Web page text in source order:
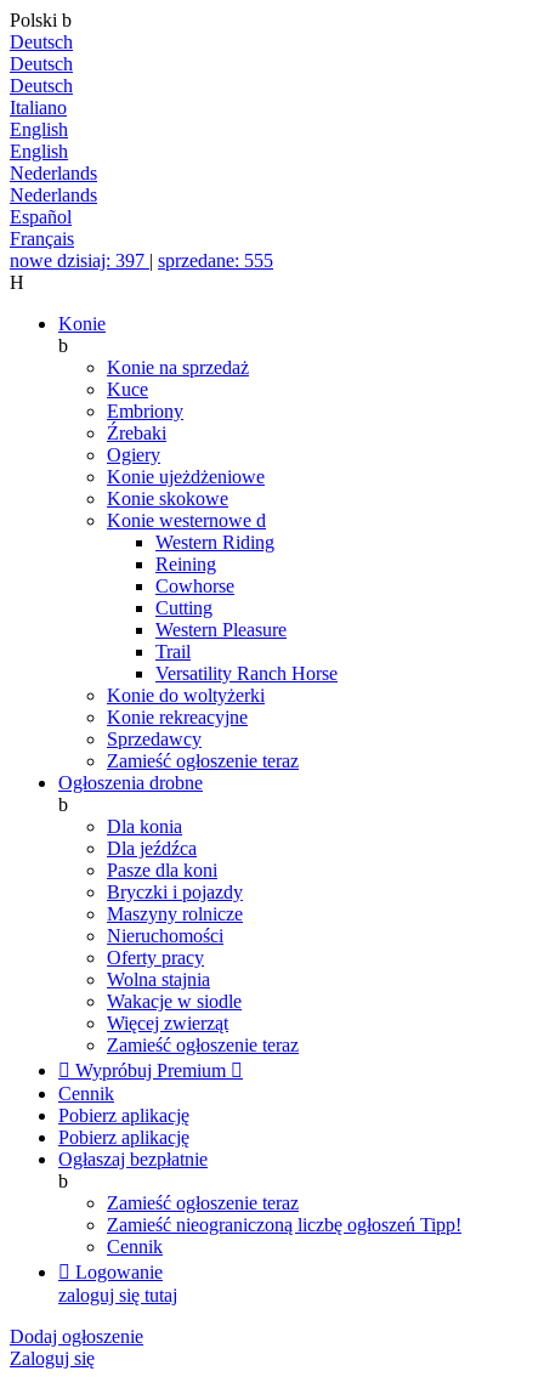
Polski b
Deutsch
Deutsch
Deutsch
Italiano
English
English
Nederlands
Nederlands
Español
Français
nowe dzisiaj: 397 | sprzedane: 555
H
Konie
b
Konie na sprzedaż
Kuce
Embriony
Źrebaki
Ogiery
Konie ujeżdżeniowe
Konie skokowe
Konie westernowe d
Western Riding
Reining
Cowhorse
Cutting
Western Pleasure
Trail
Versatility Ranch Horse
Konie do woltyżerki
Konie rekreacyjne
Sprzedawcy
Zamieść ogłoszenie teraz
Ogłoszenia drobne
b
Dla konia
Dla jeźdźca
Pasze dla koni
Bryczki i pojazdy
Maszyny rolnicze
Nieruchomości
Oferty pracy
Wolna stajnia
Wakacje w siodle
Więcej zwierząt
Zamieść ogłoszenie teraz
 Wypróbuj Premium 
Cennik
Pobierz aplikację
Pobierz aplikację
Ogłaszaj bezpłatnie
b
Zamieść ogłoszenie teraz
Zamieść nieograniczoną liczbę ogłoszeń Tipp!
Cennik
 Logowanie
zaloguj się tutaj
Dodaj ogłoszenie
Zaloguj się